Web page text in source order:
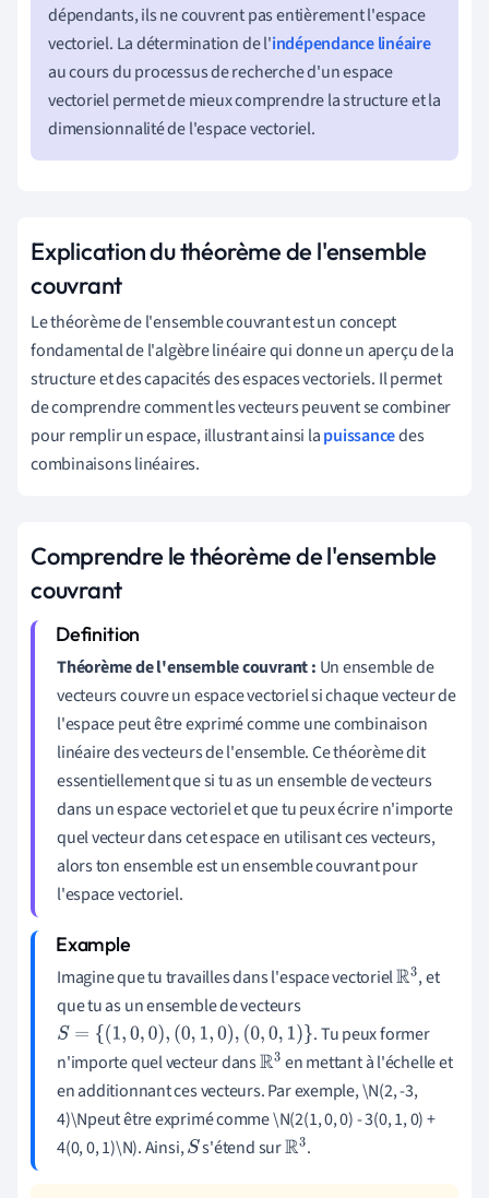
dépendants, ils ne couvrent pas entièrement l'espace
vectoriel. La détermination de l'indépendance linéaire
au cours du processus de recherche d'un espace
vectoriel permet de mieux comprendre la structure et la
dimensionnalité de l'espace vectoriel.
Explication du théorème de l'ensemble
couvrant
Le théorème de l'ensemble couvrant est un concept
fondamental de l'algèbre linéaire qui donne un aperçu de la
structure et des capacités des espaces vectoriels. Il permet
de comprendre comment les vecteurs peuvent se combiner
pour remplir un espace, illustrant ainsi lapuissancedes
combinaisons linéaires.
Comprendre le théorème de l'ensemble
couvrant
Théorème de l'ensemble couvrant : Un ensemble de
vecteurs couvre un espace vectoriel si chaque vecteur de
l'espace peut être exprimé comme une combinaison
linéaire des vecteurs de l'ensemble. Ce théorème dit
essentiellement que si tu as un ensemble de vecteurs
dans un espace vectoriel et que tu peux écrire n'importe
quel vecteur dans cet espace en utilisant ces vecteurs,
alors ton ensemble est un ensemble couvrant pour
l'espace vectoriel.
Imagine que tu travailles dans l'espace vectorielR3 , et
que tu as un ensemble de vecteurs
S= {(1 ,0,0),(0,1,0) ,(0,0,1)}
. Tu peux former
n'importe quel vecteur dansR3 en mettant à l'échelle et
en additionnant ces vecteurs. Par exemple, \N(2, -3,
4)\Npeut être exprimé comme \N(2(1, 0, 0) - 3(0, 1, 0) +
4(0, 0, 1)\N). Ainsi,Ss'étend surR3 .